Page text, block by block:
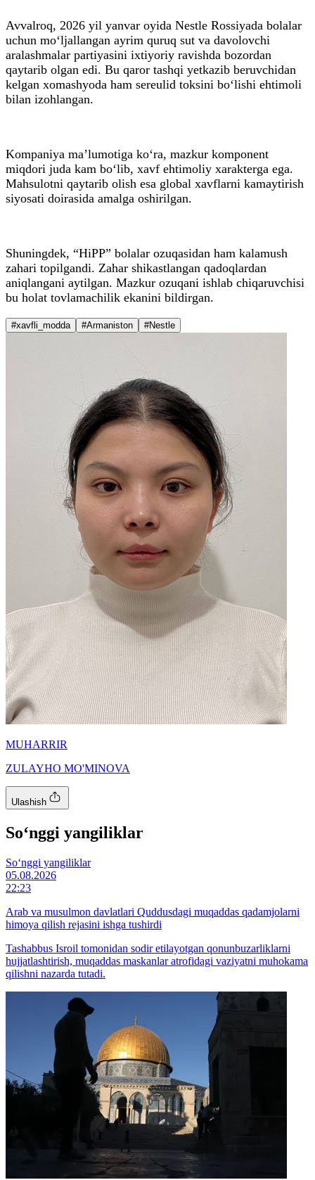
Avvalroq, 2026 yil yanvar oyida Nestle Rossiyada bolalar
uchun mo‘ljallangan ayrim quruq sut va davolovchi
aralashmalar partiyasini ixtiyoriy ravishda bozordan
qaytarib olgan edi. Bu qaror tashqi yetkazib beruvchidan
kelgan xomashyoda ham sereulid toksini bo‘lishi ehtimoli
bilan izohlangan.
Kompaniya ma’lumotiga ko‘ra, mazkur komponent
miqdori juda kam bo‘lib, xavf ehtimoliy xarakterga ega.
Mahsulotni qaytarib olish esa global xavflarni kamaytirish
siyosati doirasida amalga oshirilgan.
Shuningdek, “HiPP” bolalar ozuqasidan ham kalamush
zahari topilgandi. Zahar shikastlangan qadoqlardan
aniqlangani aytilgan. Mazkur ozuqani ishlab chiqaruvchisi
bu holat tovlamachilik ekanini bildirgan.
#xavfli_modda #Armaniston #Nestle
MUHARRIR
ZULAYHO MO'MINOVA
Ulashish
So‘nggi yangiliklar
So‘nggi yangiliklar
05.08.2026
22:23
Arab va musulmon davlatlari Quddusdagi muqaddas qadamjolarni
himoya qilish rejasini ishga tushirdi
Tashabbus Isroil tomonidan sodir etilayotgan qonunbuzarliklarni
hujjatlashtirish, muqaddas maskanlar atrofidagi vaziyatni muhokama
qilishni nazarda tutadi.